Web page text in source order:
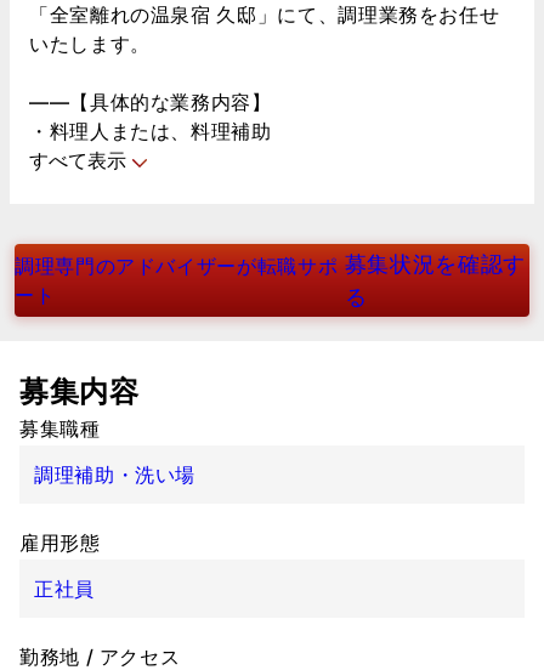
「全室離れの温泉宿 久邸」にて、調理業務をお任せ
いたします。
――【具体的な業務内容】
・料理人または、料理補助
すべて表示
調理専門のアドバイザーが転職サポ
ート
募集状況を確認す
る
募集内容
募集職種
調理補助・洗い場
雇用形態
正社員
勤務地 / アクセス